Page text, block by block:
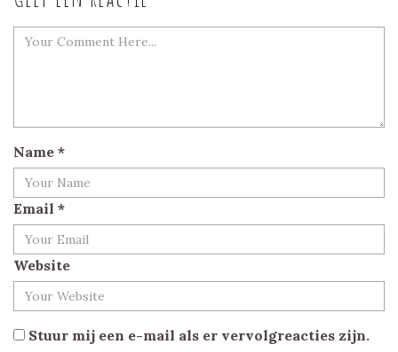
Name *
Email *
Website
Stuur mij een e-mail als er vervolgreacties zijn.